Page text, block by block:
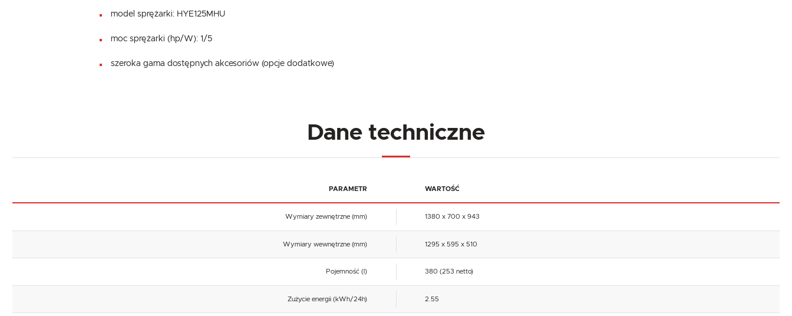
model sprężarki: HYE125MHU
moc sprężarki (hp/W): 1/5
szeroka gama dostępnych akcesoriów (opcje dodatkowe)
Dane techniczne
PARAMETR WARTOŚĆ
Wymiary zewnętrzne (mm) 1380 x 700 x 943
Wymiary wewnętrzne (mm) 1295 x 595 x 510
Pojemność (l) 380 (253 netto)
Zużycie energii (kWh/24h) 2.55